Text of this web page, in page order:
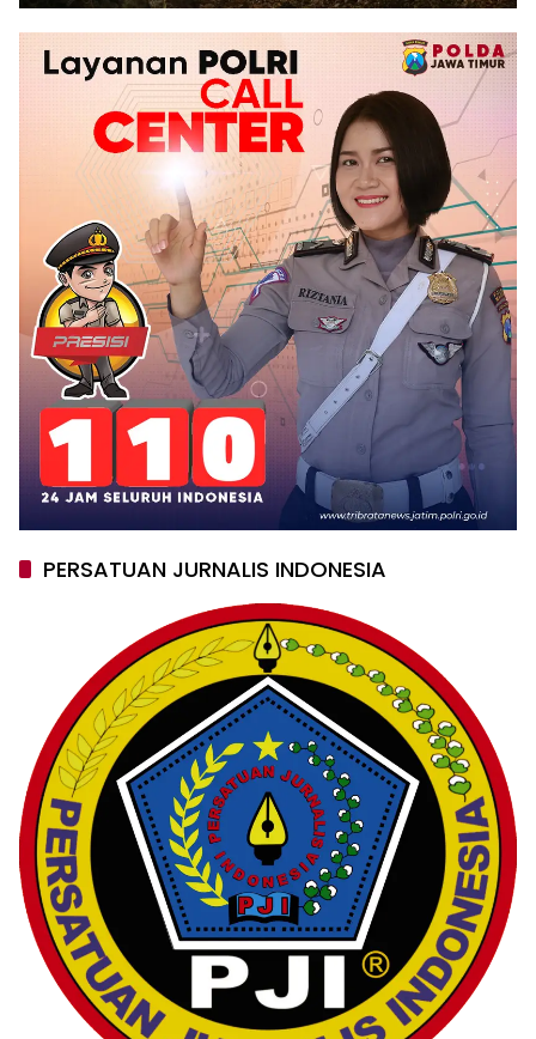
PERSATUAN JURNALIS INDONESIA